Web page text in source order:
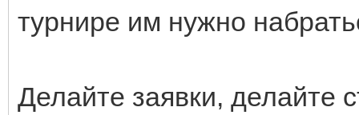
турнире им нужно
Делайте заявки, делайте